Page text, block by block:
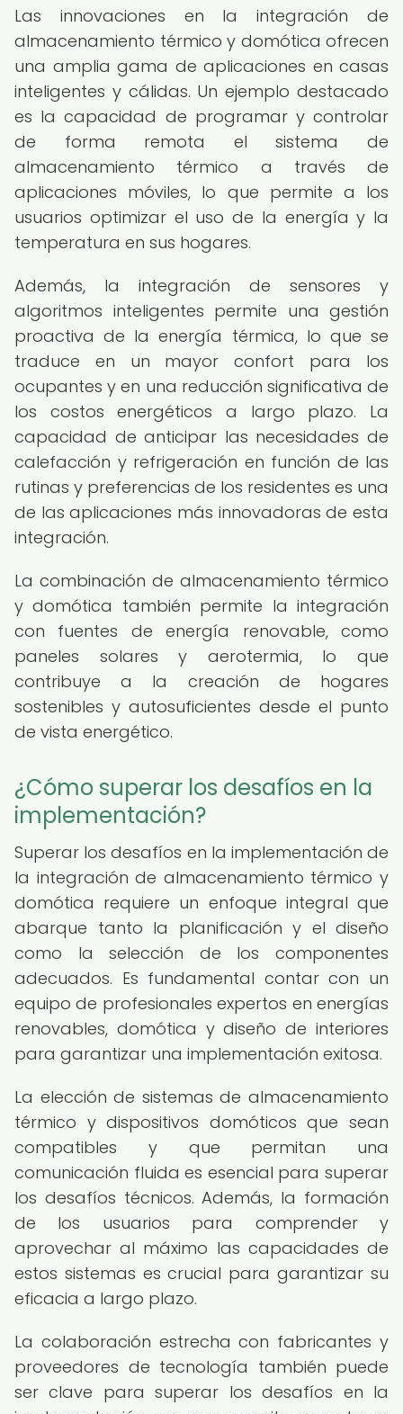
Las innovaciones en la integración de
almacenamiento térmico y domótica ofrecen
una amplia gama de aplicaciones en casas
inteligentes y cálidas. Un ejemplo destacado
es la capacidad de programar y controlar
de forma remota el sistema de
almacenamiento térmico a través de
aplicaciones móviles, lo que permite a los
usuarios optimizar el uso de la energía y la
temperatura en sus hogares.
Además, la integración de sensores y
algoritmos inteligentes permite una gestión
proactiva de la energía térmica, lo que se
traduce en un mayor confort para los
ocupantes y en una reducción significativa de
los costos energéticos a largo plazo. La
capacidad de anticipar las necesidades de
calefacción y refrigeración en función de las
rutinas y preferencias de los residentes es una
de las aplicaciones más innovadoras de esta
integración.
La combinación de almacenamiento térmico
y domótica también permite la integración
con fuentes de energía renovable, como
paneles solares y aerotermia, lo que
contribuye a la creación de hogares
sostenibles y autosuficientes desde el punto
de vista energético.
¿Cómo superar los desafíos en la
implementación?
Superar los desafíos en la implementación de
la integración de almacenamiento térmico y
domótica requiere un enfoque integral que
abarque tanto la planificación y el diseño
como la selección de los componentes
adecuados. Es fundamental contar con un
equipo de profesionales expertos en energías
renovables, domótica y diseño de interiores
para garantizar una implementación exitosa.
La elección de sistemas de almacenamiento
térmico y dispositivos domóticos que sean
compatibles y que permitan una
comunicación fluida es esencial para superar
los desafíos técnicos. Además, la formación
de los usuarios para comprender y
aprovechar al máximo las capacidades de
estos sistemas es crucial para garantizar su
eficacia a largo plazo.
La colaboración estrecha con fabricantes y
proveedores de tecnología también puede
ser clave para superar los desafíos en la